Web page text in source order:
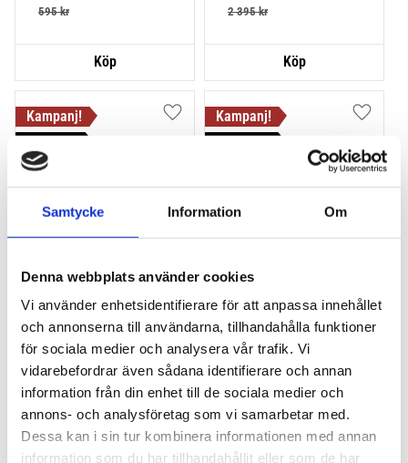
Samtycke Information Om
Denna webbplats använder cookies
Vi använder enhetsidentifierare för att anpassa innehållet
och annonserna till användarna, tillhandahålla funktioner
för sociala medier och analysera vår trafik. Vi
vidarebefordrar även sådana identifierare och annan
information från din enhet till de sociala medier och
annons- och analysföretag som vi samarbetar med.
Dessa kan i sin tur kombinera informationen med annan
information som du har tillhandahållit eller som de har
595kr 2 395kr
THULE PRORIDE BLACK
Storsäljande
takcykelhållare
2 395kr
Lägg till i favoriter
THULE DOCKGLIDE
Horisontell kajakhållare
1 495kr
Lägg